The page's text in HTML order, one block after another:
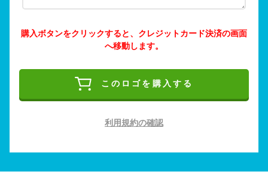
購入ボタンをクリックすると、クレジットカード決済の画面
へ移動します。
このロゴを購入する
利用規約の確認